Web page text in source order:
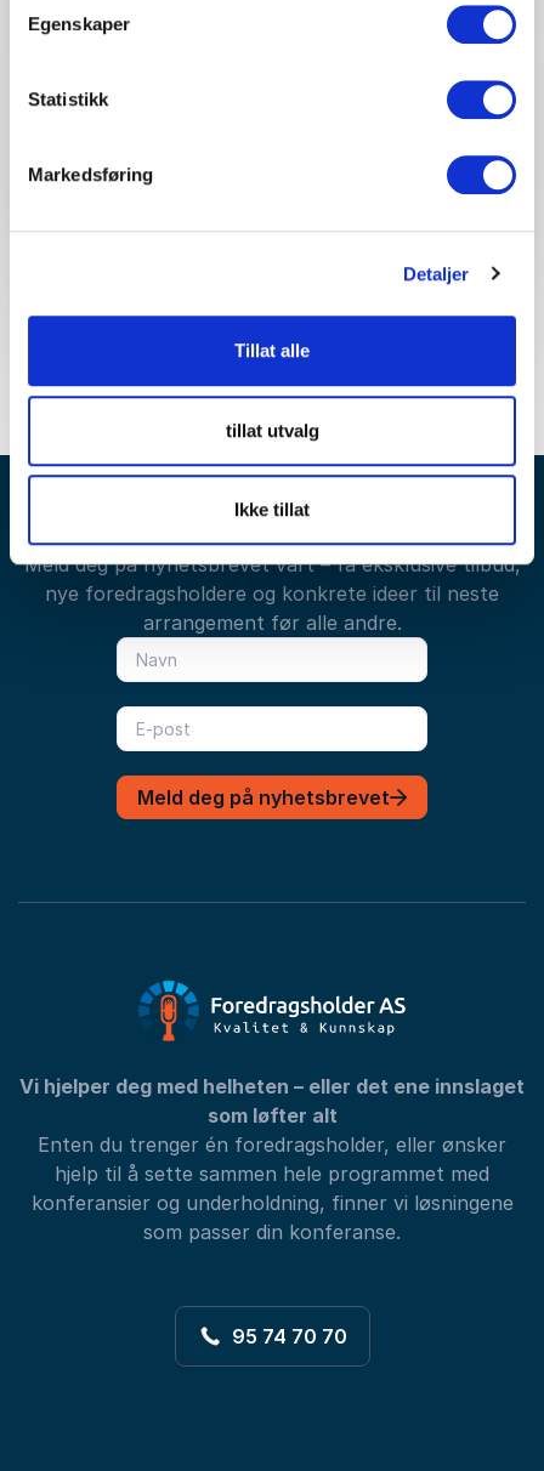
Egenskaper
Statistikk
Markedsføring
Detaljer
Tillat alle
tillat utvalg
Ikke tillat
Meld deg på nyhetsbrevet vårt – få eksklusive tilbud,
nye foredragsholdere og konkrete ideer til neste
arrangement før alle andre.
Meld deg på nyhetsbrevet
Vi hjelper deg med helheten – eller det ene innslaget
som løfter alt
Enten du trenger én foredragsholder, eller ønsker
hjelp til å sette sammen hele programmet med
konferansier og underholdning, finner vi løsningene
som passer din konferanse.
95 74 70 70